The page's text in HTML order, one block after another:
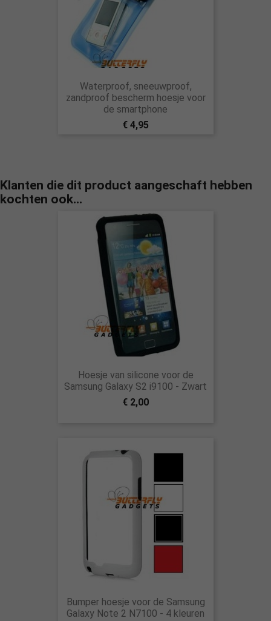
Waterproof, sneeuwproof,
zandproof bescherm hoesje voor
de smartphone
€ 4,95
Klanten die dit product aangeschaft hebben
kochten ook...
Hoesje van silicone voor de
Samsung Galaxy S2 i9100 - Zwart
€ 2,00
Bumper hoesje voor de Samsung
Galaxy Note 2 N7100 - 4 kleuren